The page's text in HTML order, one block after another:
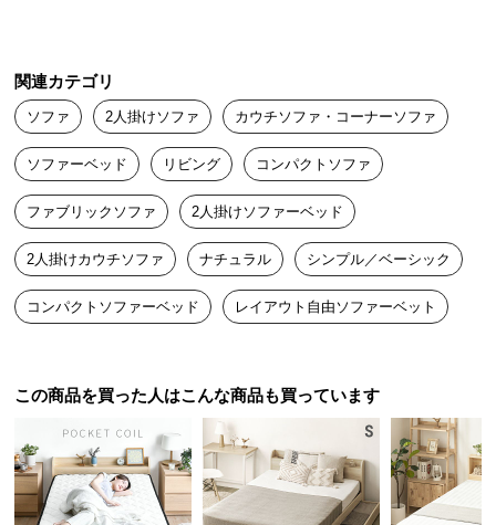
に
つ
い
て
開
梱
設
置
サ
ス
い
て
早くお届けいただき、大変助かりました。
関連カテゴリ
ソファ 2人掛けソファ カウチソファ・コーナーソファ
ソファーベッド リビング コンパクトソファ
ファブリックソファ 2人掛けソファーベッド
2人掛けカウチソファ ナチュラル シンプル／ベーシック
コンパクトソファーベッド レイアウト自由ソファーベット
この商品を買った人はこんな商品も買っています